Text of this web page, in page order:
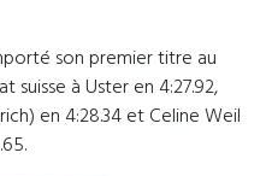
son premier titre au
suisse à Uster en 4:27.92,
en 4:28.34 et Celine Weil